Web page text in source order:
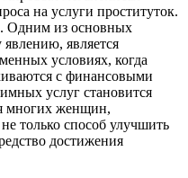
на услуги проституток.
Одним из основных
является
условиях, когда
с финансовыми
услуг становится
многих женщин,
только способ улучшить
достижения